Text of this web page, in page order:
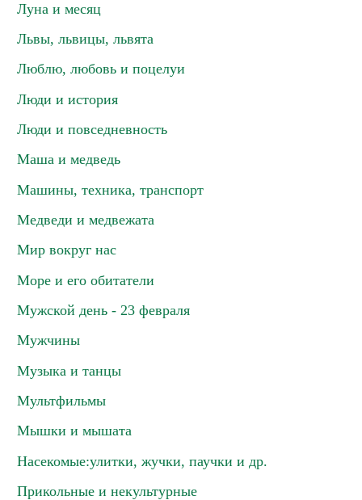
Луна и месяц
Львы, львицы, львята
Люблю, любовь и поцелуи
Люди и история
Люди и повседневность
Маша и медведь
Машины, техника, транспорт
Медведи и медвежата
Мир вокруг нас
Море и его обитатели
Мужской день - 23 февраля
Мужчины
Музыка и танцы
Мультфильмы
Мышки и мышата
Насекомые:улитки, жучки, паучки и др.
Прикольные и некультурные